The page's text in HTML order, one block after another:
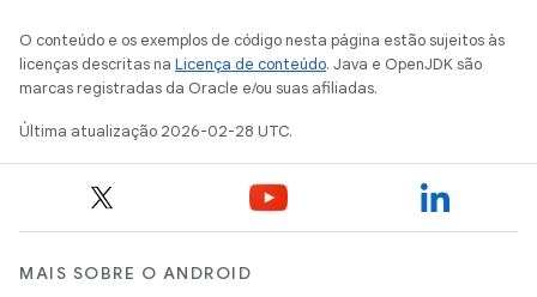
O conteúdo e os exemplos de código nesta página estão sujeitos às
licenças descritas na Licença de conteúdo. Java e OpenJDK são
marcas registradas da Oracle e/ou suas afiliadas.
Última atualização 2026-02-28 UTC.
MAIS SOBRE O ANDROID